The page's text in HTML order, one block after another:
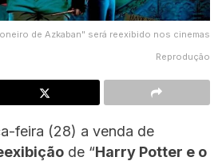
de Azkaban" será reexibido nos cinemas
Reprodução
feira (28) a venda de
de “Harry Potter e o